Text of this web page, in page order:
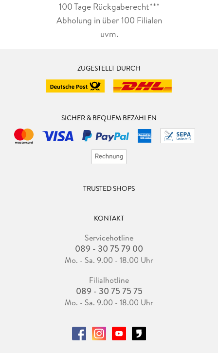
100 Tage Rückgaberecht***
Abholung in über 100 Filialen
uvm.
ZUGESTELLT DURCH
SICHER & BEQUEM BEZAHLEN
TRUSTED SHOPS
KONTAKT
Servicehotline
089 - 30 75 79 00
Mo. - Sa. 9.00 - 18.00 Uhr
Filialhotline
089 - 30 75 75 75
Mo. - Sa. 9.00 - 18.00 Uhr